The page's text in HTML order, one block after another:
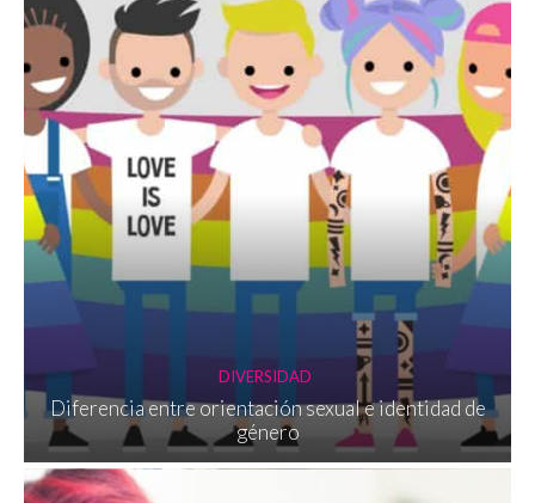
DIVERSIDAD
Diferencia entre orientación sexual e identidad de
género